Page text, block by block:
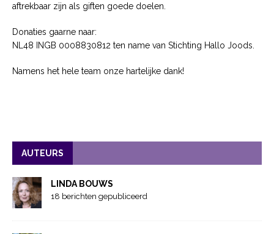
aftrekbaar zijn als giften goede doelen.
Donaties gaarne naar:
NL48 INGB 0008830812 ten name van Stichting Hallo Joods.
Namens het hele team onze hartelijke dank!
AUTEURS
LINDA BOUWS
18 berichten gepubliceerd